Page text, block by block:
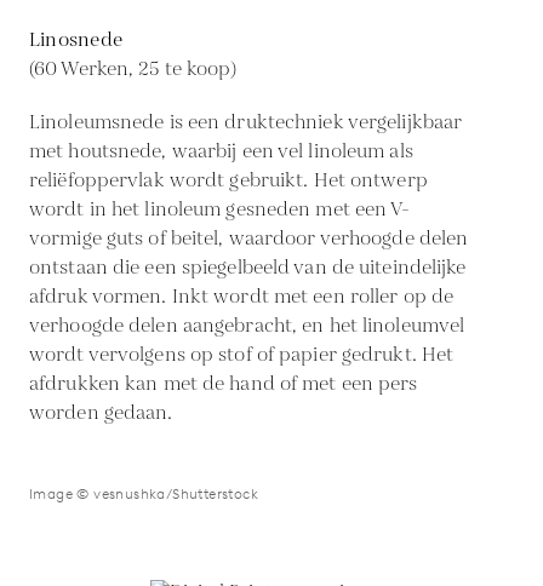
Linosnede
(60 Werken, 25 te koop)
Linoleumsnede is een druktechniek vergelijkbaar
met houtsnede, waarbij een vel linoleum als
reliëfoppervlak wordt gebruikt. Het ontwerp
wordt in het linoleum gesneden met een V-
vormige guts of beitel, waardoor verhoogde delen
ontstaan die een spiegelbeeld van de uiteindelijke
afdruk vormen. Inkt wordt met een roller op de
verhoogde delen aangebracht, en het linoleumvel
wordt vervolgens op stof of papier gedrukt. Het
afdrukken kan met de hand of met een pers
worden gedaan.
Image © vesnushka/Shutterstock